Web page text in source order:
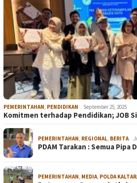
PEMERINTAHAN, PENDIDIKAN September 25, 2025
Komitmen terhadap Pendidikan; JOB
PEMERINTAHAN, REGIONAL, BERITA
PDAM Tarakan : Semua
PEMERINTAHAN, MEDIA, POLDA